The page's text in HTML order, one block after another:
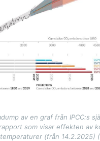
av en graf från IPCC:s
som visar effekten av
(från 14.2.2025)